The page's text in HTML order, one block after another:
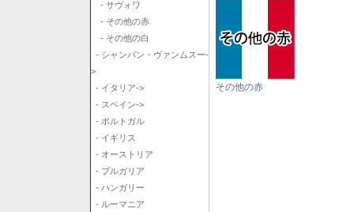
- サヴォワ
- その他の赤
- その他の白
- シャンパン・ヴァンムスー-
>
- イタリア->
- スペイン->
- ポルトガル
- イギリス
- オーストリア
- ブルガリア
- ハンガリー
- ルーマニア
その他の赤